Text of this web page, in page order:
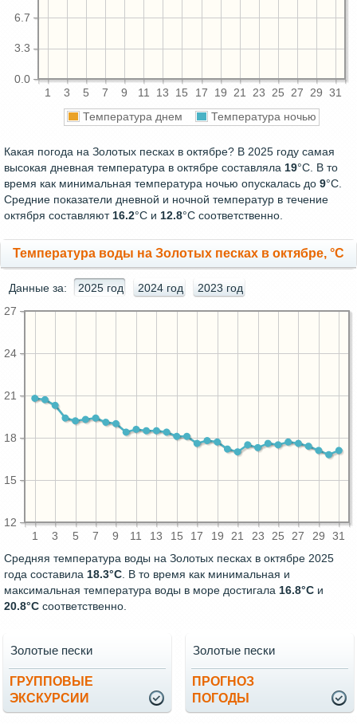
1 3 5 7 9 11 13 15 17 19 21 23 25 27 29 31
0.0
3.3
6.7
Температура днем Температура ночью
Какая погода на Золотых песках в октябре? В 2025 году самая
высокая дневная температура в октябре составляла 19°С. В то
время как минимальная температура ночью опускалась до 9°C.
Средние показатели дневной и ночной температур в течение
октября составляют 16.2°С и 12.8°С соответственно.
Температура воды на Золотых песках в октябре, °C
Данные за: 2025 год 2024 год 2023 год
1 3 5 7 9 11 13 15 17 19 21 23 25 27 29 31
12
15
18
21
24
27
Средняя температура воды на Золотых песках в октябре 2025
года составила 18.3°C . В то время как минимальная и
максимальная температура воды в море достигала 16.8°C и
20.8°C соответственно.
ГРУППОВЫЕ
ЭКСКУРСИИ
Золотые пески
ПРОГНОЗ
ПОГОДЫ
Золотые пески